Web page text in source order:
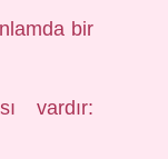
bir
vardır: